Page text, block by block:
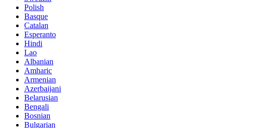
Polish
Basque
Catalan
Esperanto
Hindi
Lao
Albanian
Amharic
Armenian
Azerbaijani
Belarusian
Bengali
Bosnian
Bulgarian